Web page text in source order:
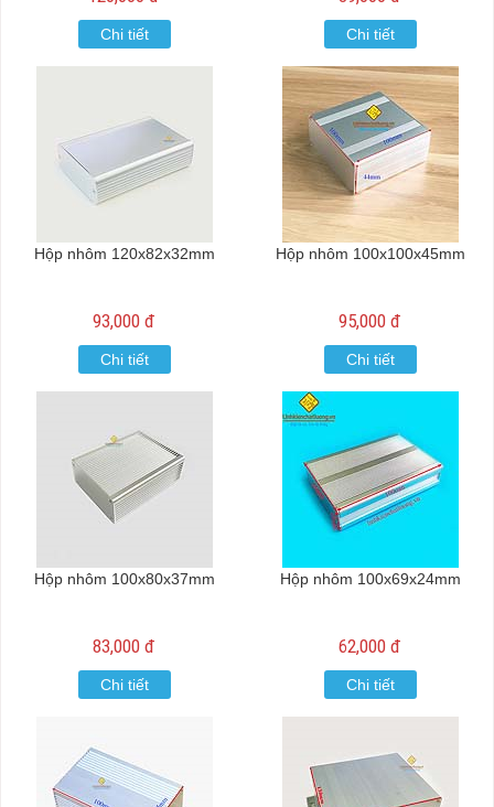
Chi tiết Chi tiết
Hộp nhôm 120x82x32mm
93,000 đ
Chi tiết
Hộp nhôm 100x100x45mm
95,000 đ
Chi tiết
Hộp nhôm 100x80x37mm
83,000 đ
Chi tiết
Hộp nhôm 100x69x24mm
62,000 đ
Chi tiết